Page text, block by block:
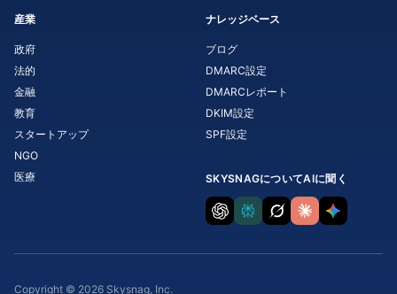
産業
政府
法的
金融
教育
スタートアップ
NGO
医療
ナレッジベース
ブログ
DMARC設定
DMARCレポート
DKIM設定
SPF設定
SKYSNAGについてAIに聞く
Copyright © 2026 Skysnag, Inc.